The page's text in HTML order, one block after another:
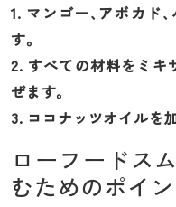
1. マンゴー、アボカド
す。
2. すべての材料をミキ
ぜます。
3. ココナッツオイルを
ローフードス
むためのポイ